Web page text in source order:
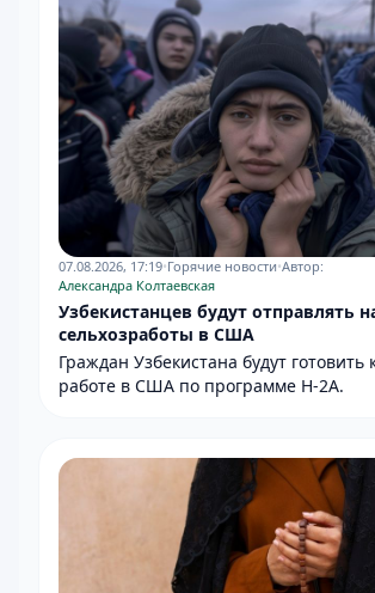
07.08.2026, 17:19•Горячие новости•Автор:
Александра Колтаевская
Узбекистанцев будут отправлять
сельхозработы в США
Граждан Узбекистана будут готовить
работе в США по программе H-2A.